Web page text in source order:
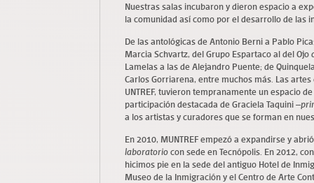
Nuestras salas incubaron y dieron espacio a
la comunidad así como por el desarrollo de las
De las antológicas de Antonio Berni a Pablo
Marcia Schvartz, del Grupo Espartaco al del
Lamelas a las de Alejandro Puente; de
Carlos Gorriarena, entre muchos más. Las
UNTREF, tuvieron tempranamente un espacio
participación destacada de Graciela Taquini –
a los artistas y curadores que se forman en
En 2010, MUNTREF empezó a expandirse y
laboratoriocon sede en Tecnópolis. En 2012,
hicimos pie en la sede del antiguo Hotel de
Museo de la Inmigración y el Centro de Arte